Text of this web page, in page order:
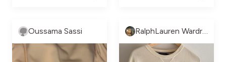
Oussama Sassi